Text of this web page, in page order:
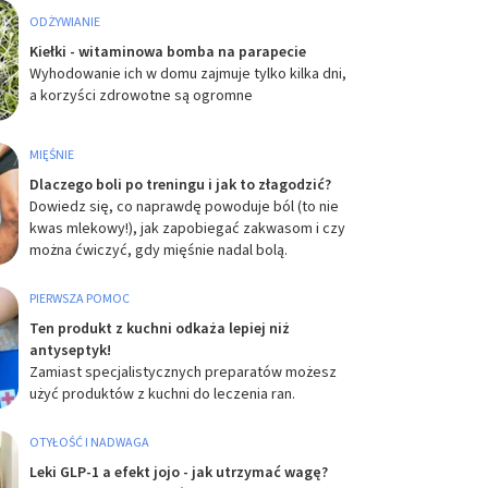
ODŻYWIANIE
Kiełki - witaminowa bomba na parapecie
Wyhodowanie ich w domu zajmuje tylko kilka dni,
a korzyści zdrowotne są ogromne
MIĘŚNIE
Dlaczego boli po treningu i jak to złagodzić?
Dowiedz się, co naprawdę powoduje ból (to nie
kwas mlekowy!), jak zapobiegać zakwasom i czy
można ćwiczyć, gdy mięśnie nadal bolą.
PIERWSZA POMOC
Ten produkt z kuchni odkaża lepiej niż
antyseptyk!
Zamiast specjalistycznych preparatów możesz
użyć produktów z kuchni do leczenia ran.
OTYŁOŚĆ I NADWAGA
Leki GLP-1 a efekt jojo - jak utrzymać wagę?